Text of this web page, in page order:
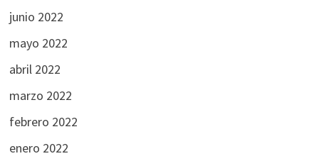
junio 2022
mayo 2022
abril 2022
marzo 2022
febrero 2022
enero 2022